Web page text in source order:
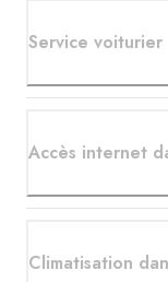
Service voiturier
Accès internet
Climatisation